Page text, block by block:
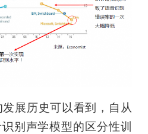
展历史可以看到，自从
别声学模型的区分性训